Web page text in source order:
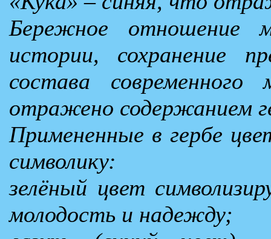
Бережное отношение
истории, сохранение
состава современного
отражено содержанием
Примененные в гербе
символику:
зелёный цвет
молодость и надежду;